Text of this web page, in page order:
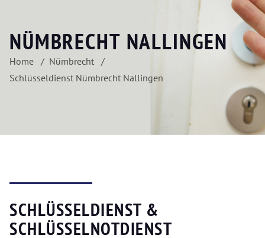
NÜMBRECHT NALLINGEN
Home
Nümbrecht
Schlüsseldienst Nümbrecht Nallingen
SCHLÜSSELDIENST &
SCHLÜSSELNOTDIENST